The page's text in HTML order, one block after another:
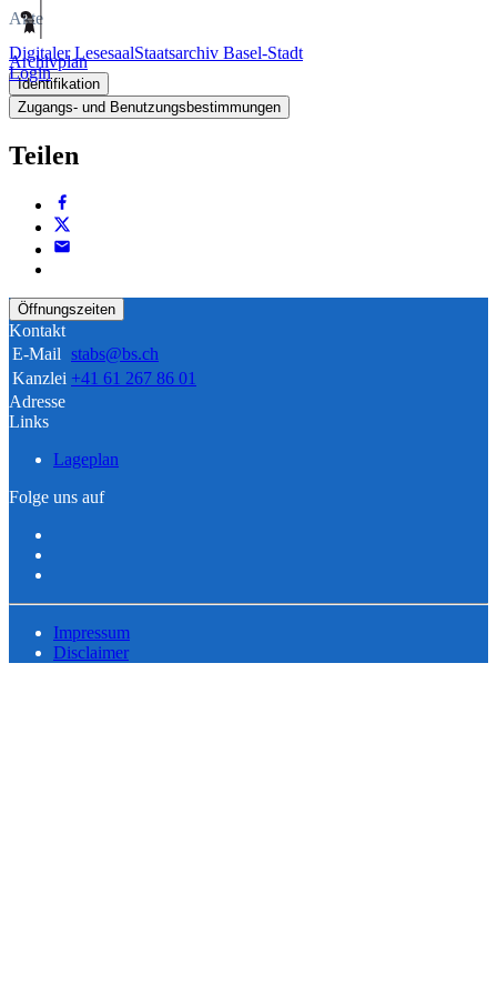
Digitaler LesesaalStaatsarchiv Basel-Stadt
Login
Akte
Archivplan
Identifikation
Zugangs- und Benutzungsbestimmungen
Teilen
Öffnungszeiten
Kontakt
E-Mail stabs@bs.ch
Kanzlei +41 61 267 86 01
Adresse
Links
Lageplan
Folge uns auf
Impressum
Disclaimer